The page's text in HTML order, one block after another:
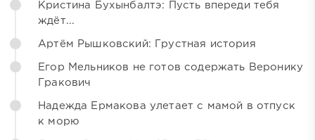
Кристина Бухынбалтэ: Пусть впереди тебя
ждёт...
Артём Рышковский: Грустная история
Егор Мельников не готов содержать Веронику
Гракович
Надежда Ермакова улетает с мамой в отпуск
к морю